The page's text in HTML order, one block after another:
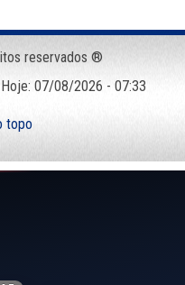
reservados ®
07/08/2026 - 07:33
topo